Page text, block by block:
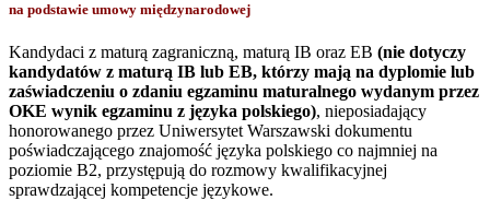
na podstawie umowy międzynarodowej
Kandydaci z maturą zagraniczną, maturą IB oraz EB (nie dotyczy
kandydatów z maturą IB lub EB, którzy mają na dyplomie lub
zaświadczeniu o zdaniu egzaminu maturalnego wydanym przez
OKE wynik egzaminu z języka polskiego), nieposiadający
honorowanego przez Uniwersytet Warszawski dokumentu
poświadczającego znajomość języka polskiego co najmniej na
poziomie B2, przystępują do rozmowy kwalifikacyjnej
sprawdzającej kompetencje językowe.